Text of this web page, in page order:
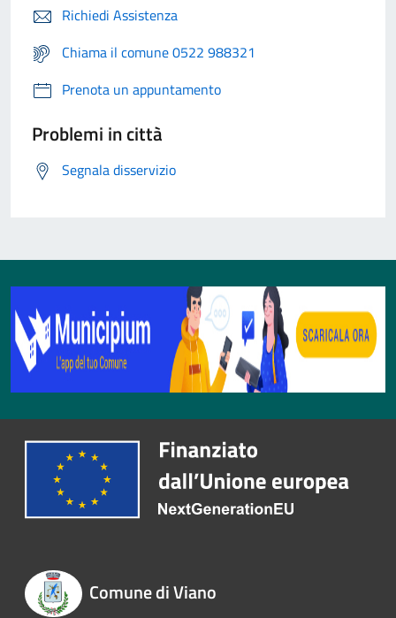
Richiedi Assistenza
Chiama il comune 0522 988321
Prenota un appuntamento
Problemi in città
Segnala disservizio
Comune di Viano